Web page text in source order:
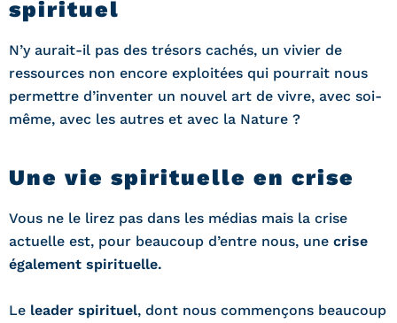
spirituel
N’y aurait-il pas des trésors cachés, un vivier de
ressources non encore exploitées qui pourrait nous
permettre d’inventer un nouvel art de vivre, avec soi-
même, avec les autres et avec la Nature ?
Une vie spirituelle en crise
Vous ne le lirez pas dans les médias mais la crise
actuelle est, pour beaucoup d’entre nous, une crise
également spirituelle.
Le leader spirituel, dont nous commençons beaucoup